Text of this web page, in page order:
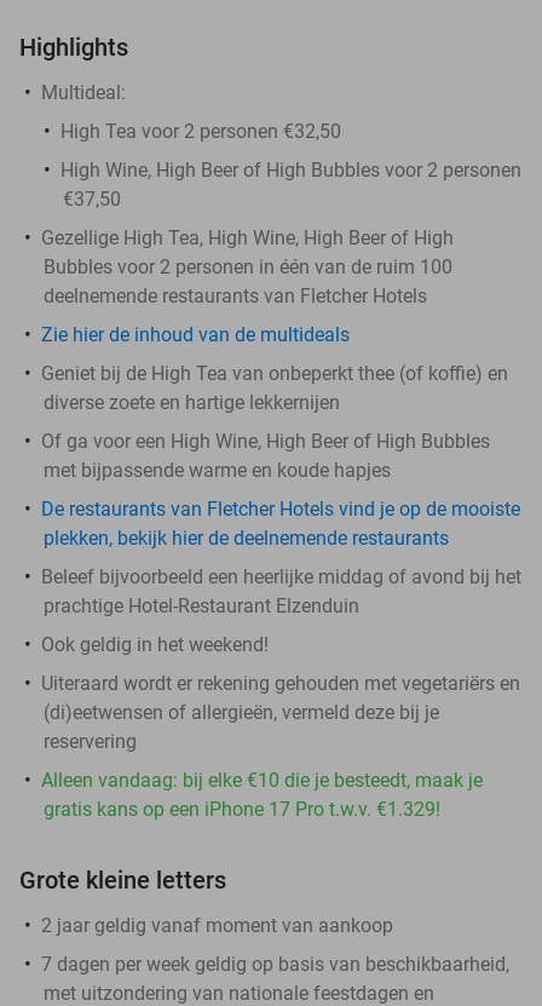
Highlights
Multideal:
High Tea voor 2 personen €32,50
High Wine, High Beer of High Bubbles voor 2 personen
€37,50
Gezellige High Tea, High Wine, High Beer of High
Bubbles voor 2 personen in één van de ruim 100
deelnemende restaurants van Fletcher Hotels
Zie hier de inhoud van de multideals
Geniet bij de High Tea van onbeperkt thee (of koffie) en
diverse zoete en hartige lekkernijen
Of ga voor een High Wine, High Beer of High Bubbles
met bijpassende warme en koude hapjes
De restaurants van Fletcher Hotels vind je op de mooiste
plekken, bekijk hier de deelnemende restaurants
Beleef bijvoorbeeld een heerlijke middag of avond bij het
prachtige Hotel-Restaurant Elzenduin
Ook geldig in het weekend!
Uiteraard wordt er rekening gehouden met vegetariërs en
(di)eetwensen of allergieën, vermeld deze bij je
reservering
Alleen vandaag: bij elke €10 die je besteedt, maak je
gratis kans op een iPhone 17 Pro t.w.v. €1.329!
Grote kleine letters
2 jaar geldig vanaf moment van aankoop
7 dagen per week geldig op basis van beschikbaarheid,
met uitzondering van nationale feestdagen en